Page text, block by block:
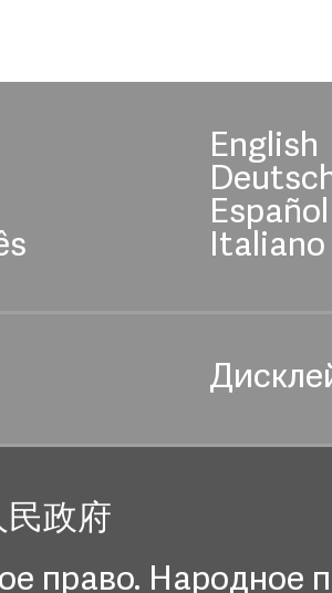
English
Español
Italiano
政府
право. Народное